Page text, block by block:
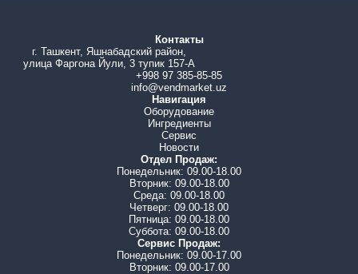
Стаканы / Размешиватели
Подключение платежных систем
Контакты
г. Ташкент, Яшнабадский район,
улица Фаргона Йули, 3 тупик 157-А
+998 97 385-85-85
info@vendmarket.uz
Навигация
Оборудование
Ингредиенты
Сервис
Новости
Отдел Продаж:
Понедельник: 09.00-18.00
Вторник: 09.00-18.00
Среда: 09.00-18.00
Четверг: 09.00-18.00
Пятница: 09.00-18.00
Суббота: 09.00-18.00
Сервис Продаж:
Понедельник: 09.00-17.00
Вторник: 09.00-17.00